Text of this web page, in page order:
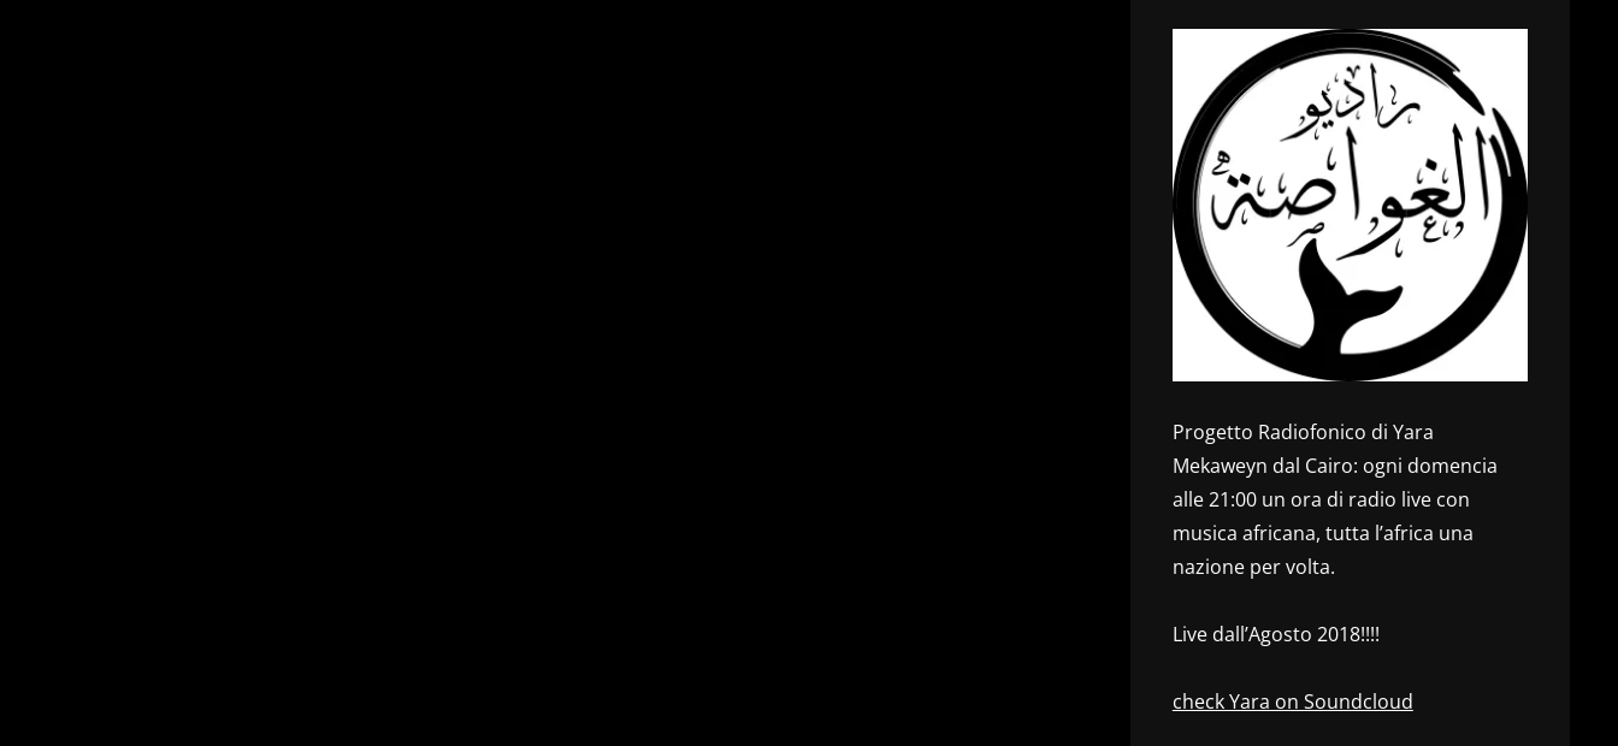
Progetto Radiofonico di Yara
Mekaweyn dal Cairo: ogni domencia
alle 21:00 un ora di radio live con
musica africana, tutta l’africa una
nazione per volta.
Live dall’Agosto 2018!!!!
check Yara on Soundcloud